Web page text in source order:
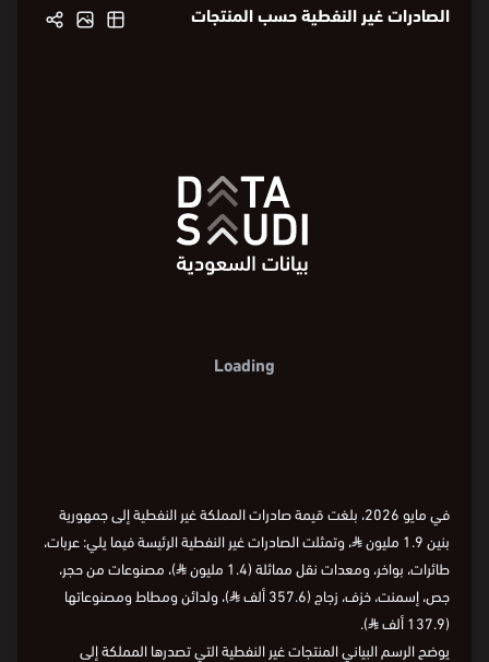
الصادرات غير النفطية حسب المنتجات
Loading
في مايو 2026، بلغت قيمة صادرات المملكة غير النفطية إلى جمهورية
بنين 1.9 مليون
⃁، وتمثلت الصادرات غير النفطية الرئيسة فيما يلي: عربات،
طائرات، بواخر، ومعدات نقل مماثلة (1.4 مليون
⃁)، مصنوعات من حجر،
جص، إسمنت، خزف، زجاج (357.6 ألف
⃁)، ولدائن ومطاط ومصنوعاتها
(137.9 ألف
⃁
).
يوضح الرسم البياني المنتجات غير النفطية التي تصدرها المملكة إلى